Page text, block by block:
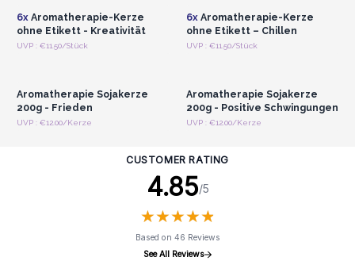
6xAromatherapie-Kerze
ohne Etikett - Kreativität
UVP : €11.50/Stück
6xAromatherapie-Kerze
ohne Etikett – Chillen
UVP : €11.50/Stück
Anmelden oder
Aromatherapie Sojakerze
200g - Frieden
UVP : €12.00/Kerze
Anmelden oder
Aromatherapie Sojakerze
200g - Positive Schwingungen
UVP : €12.00/Kerze
CUSTOMER RATING
4.85/5
★★★★★
★★★★★
Based on 46 Reviews
See All Reviews